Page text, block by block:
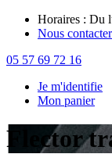
Horaires : Du
Nous contacter
05 57 69 72 16
Je m'identifie
Mon panier
Flector